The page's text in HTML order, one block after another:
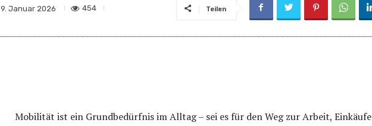
9. Januar 2026 454 Teilen
Mobilität ist ein Grundbedürfnis im Alltag – sei es für den Weg zur Arbeit, Einkäufe